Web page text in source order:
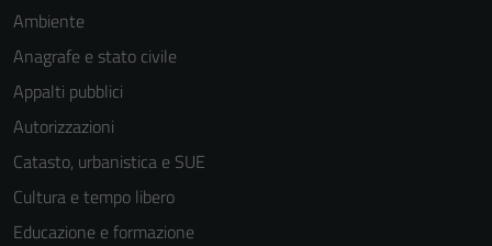
Ambiente
Anagrafe e stato civile
Appalti pubblici
Autorizzazioni
Catasto, urbanistica e SUE
Cultura e tempo libero
Educazione e formazione